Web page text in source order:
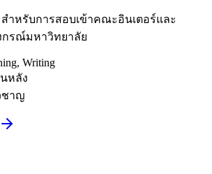
สำหรับการสอบเข้าคณะอินเตอร์และ
รณ์มหาวิทยาลัย
Writing
หลัง
ชาญ